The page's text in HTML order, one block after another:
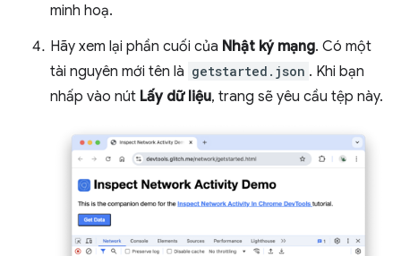
minh hoạ.
Hãy xem lại phần cuối của Nhật ký mạng. Có một
tài nguyên mới tên là getstarted.json . Khi bạn
nhấp vào nút Lấy dữ liệu, trang sẽ yêu cầu tệp này.